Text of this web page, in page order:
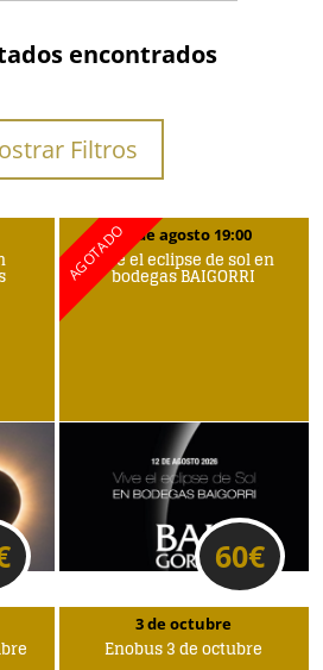
encontrados
Filtros
12 de agosto 19:00
Vive el eclipse de sol en
bodegas BAIGORRI
60€
3 de octubre
Enobus 3 de octubre